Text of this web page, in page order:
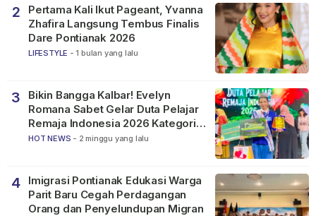
2
Pertama Kali Ikut Pageant, Yvanna
Zhafira Langsung Tembus Finalis
Dare Pontianak 2026
LIFESTYLE - 1 bulan yang lalu
3
Bikin Bangga Kalbar! Evelyn
Romana Sabet Gelar Duta Pelajar
Remaja Indonesia 2026 Kategori
SMP
HOT NEWS - 2 minggu yang lalu
4
Imigrasi Pontianak Edukasi Warga
Parit Baru Cegah Perdagangan
Orang dan Penyelundupan Migran